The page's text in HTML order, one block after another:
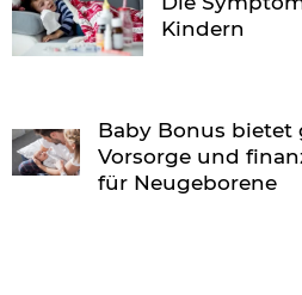
Kindern
Baby Bonus
Vorsorge und
für Neugeborene